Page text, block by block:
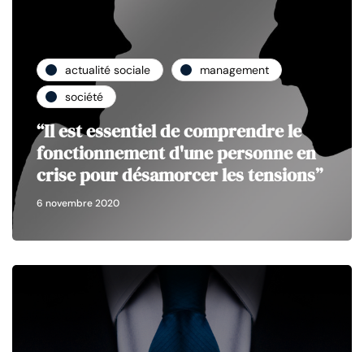
actualité sociale
management
société
“Il est essentiel de comprendre le
fonctionnement d'une personne en
crise pour désamorcer les tensions”
6 novembre 2020